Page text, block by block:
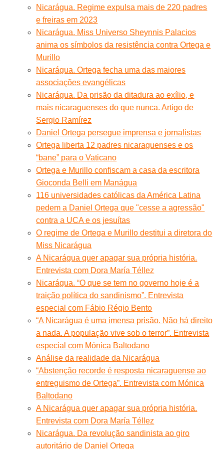
Nicarágua. Regime expulsa mais de 220 padres
e freiras em 2023
Nicarágua. Miss Universo Sheynnis Palacios
anima os símbolos da resistência contra Ortega e
Murillo
Nicarágua. Ortega fecha uma das maiores
associações evangélicas
Nicarágua. Da prisão da ditadura ao exílio, e
mais nicaraguenses do que nunca. Artigo de
Sergio Ramírez
Daniel Ortega persegue imprensa e jornalistas
Ortega liberta 12 padres nicaraguenses e os
“bane” para o Vaticano
Ortega e Murillo confiscam a casa da escritora
Gioconda Belli em Manágua
116 universidades católicas da América Latina
pedem a Daniel Ortega que "cesse a agressão"
contra a UCA e os jesuítas
O regime de Ortega e Murillo destitui a diretora do
Miss Nicarágua
A Nicarágua quer apagar sua própria história.
Entrevista com Dora María Téllez
Nicarágua. “O que se tem no governo hoje é a
traição política do sandinismo”. Entrevista
especial com Fábio Régio Bento
“A Nicarágua é uma imensa prisão. Não há direito
a nada. A população vive sob o terror”. Entrevista
especial com Mónica Baltodano
Análise da realidade da Nicarágua
“Abstenção recorde é resposta nicaraguense ao
entreguismo de Ortega”. Entrevista com Mónica
Baltodano
A Nicarágua quer apagar sua própria história.
Entrevista com Dora María Téllez
Nicarágua. Da revolução sandinista ao giro
autoritário de Daniel Ortega